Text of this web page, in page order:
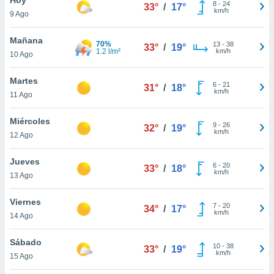
en
más
nuestra
de
cookies
aceptar
9 Ago
33° / 17° 8- 24
km/h
Mañana
10 Ago
70%
1.2 l/m²
33° / 19° 13- 38
km/h
Martes
11 Ago
31° / 18° 6- 21
km/h
Miércoles
12 Ago
32° / 19° 9- 26
km/h
Jueves
13 Ago
33° / 18° 6- 20
km/h
Viernes
14 Ago
34° / 17° 7- 20
km/h
Sábado
15 Ago
33° / 19° 10- 38
km/h